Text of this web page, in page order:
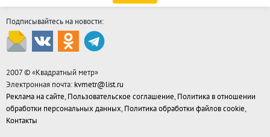
Подписывайтесь на новости:
2007 © «Квадратный метр»
Электронная почта: kvmetr@list.ru
Реклама на сайте, Пользовательское соглашение, Политика в отношении
обработки персональных данных, Политика обработки файлов cookie,
Контакты